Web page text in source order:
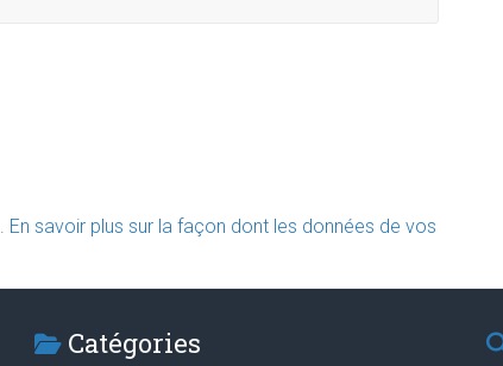
En savoir plus sur la façon dont les données de vos
Catégories